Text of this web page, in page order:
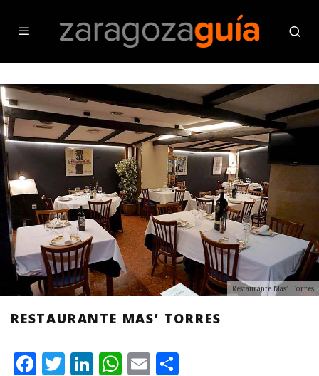
Restaurante Mas’ Torres
RESTAURANTE MAS’ TORRES
F T L W E